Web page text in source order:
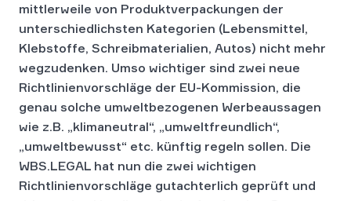
mittlerweile von Produktverpackungen der
unterschiedlichsten Kategorien (Lebensmittel,
Klebstoffe, Schreibmaterialien, Autos) nicht mehr
wegzudenken. Umso wichtiger sind zwei neue
Richtlinienvorschläge der EU-Kommission, die
genau solche umweltbezogenen Werbeaussagen
wie z.B. „klimaneutral“, „umweltfreundlich“,
„umweltbewusst“ etc. künftig regeln sollen. Die
WBS.LEGAL hat nun die zwei wichtigen
Richtlinienvorschläge gutachterlich geprüft und